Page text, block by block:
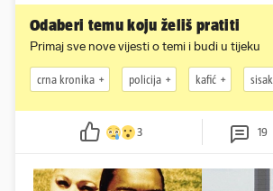
Odaberi temu koju želiš pratiti
Primaj sve nove vijesti o temi i budi u tijeku
crna kronika policija kafić sisak
3 19